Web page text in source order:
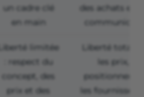
un cadre clé
en main
des achats et
Liberté limitée
: respect du
concept, des
prix et des
Liberté totale
les prix, le
les